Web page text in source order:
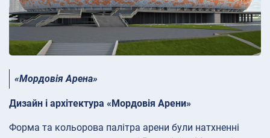
«Мордовія Арена»
Дизайн і архітектура «Мордовія Арени»
Форма та кольорова палітра арени були натхненні